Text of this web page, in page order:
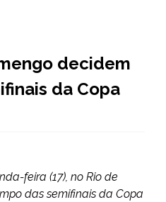
decidem
da Copa
feira (17), no Rio de
das semifinais da Copa